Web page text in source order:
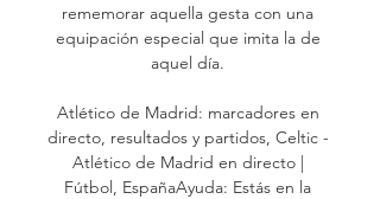
rememorar aquella gesta con una
equipación especial que imita la de
aquel día.
Atlético de Madrid: marcadores en
directo, resultados y partidos, Celtic -
Atlético de Madrid en directo |
Fútbol, EspañaAyuda: Estás en la